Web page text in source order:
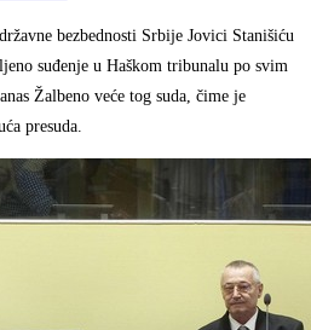
bezbednosti Srbije Jovici Stanišiću
suđenje u Haškom tribunalu po svim
Žalbeno veće tog suda, čime je
presuda.